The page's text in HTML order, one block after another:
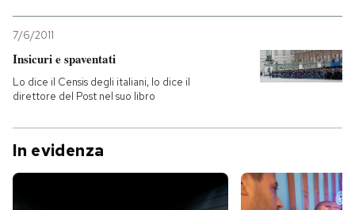
7/6/2011
Insicuri e spaventati
Lo dice il Censis degli italiani, lo dice il
direttore del Post nel suo libro
In evidenza